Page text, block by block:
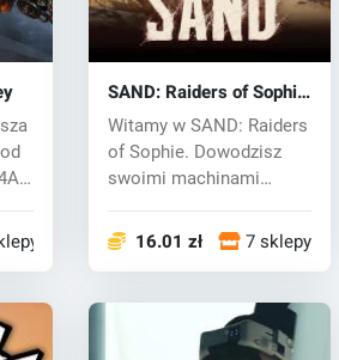
SAND: Raiders of Sophie
(PC) key
Witamy w SAND: Raiders
of Sophie. Dowodzisz
swoimi machinami
16.01 zł 7 sklepy